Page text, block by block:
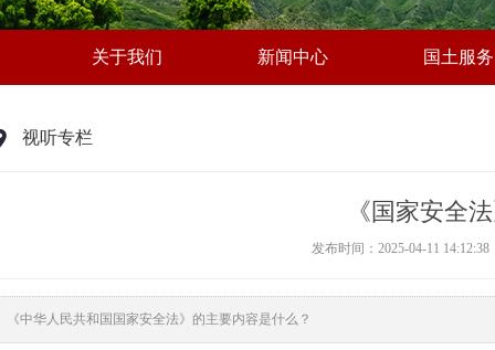
关于我们 新闻中心 国土服务
视听专栏
《国家安全
发布时间：2025-04-11
《中华人民共和国国家安全法》的主要内容是什么？